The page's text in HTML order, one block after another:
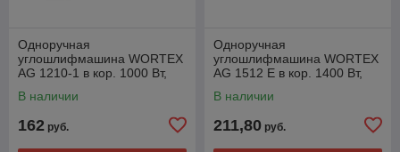
Одноручная
углошлифмашина WORTEX
AG 1210-1 в кор. 1000 Вт,
(пылезащита двигателя и
В наличии
162 руб.
Одноручная
углошлифмашина WORTEX
AG 1512 E в кор. 1400 Вт,
(рег. об., пылезащита
В наличии
211,80 руб.